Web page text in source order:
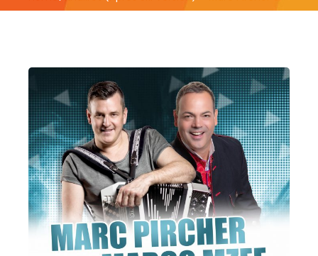
Marco Mzee